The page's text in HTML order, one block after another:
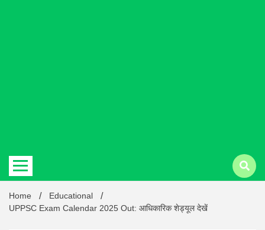
Latest
Home
Educational
UPPSC Exam Calendar 2025 Out: आधिकारिक शेड्यूल देखें